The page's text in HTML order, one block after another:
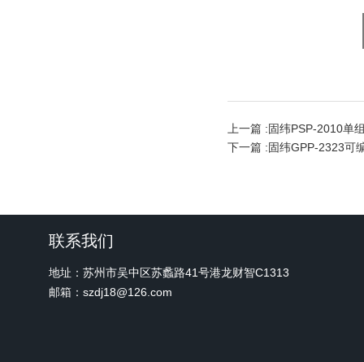
上一篇 :固纬PSP-2010单
下一篇 :固纬GPP-2323可
联系我们
地址：苏州市吴中区苏蠡路41号港龙财智C1313
邮箱：szdj18@126.com